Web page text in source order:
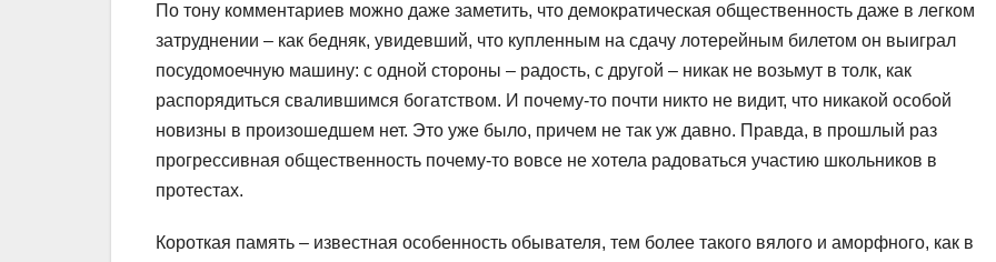
По тону комментариев можно даже заметить, что демократическая общественность даже в легком
затруднении – как бедняк, увидевший, что купленным на сдачу лотерейным билетом он выиграл
посудомоечную машину: с одной стороны – радость, с другой – никак не возьмут в толк, как
распорядиться свалившимся богатством. И почему-то почти никто не видит, что никакой особой
новизны в произошедшем нет. Это уже было, причем не так уж давно. Правда, в прошлый раз
прогрессивная общественность почему-то вовсе не хотела радоваться участию школьников в
протестах.
Короткая память – известная особенность обывателя, тем более такого вялого и аморфного, как в